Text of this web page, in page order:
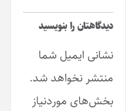
دیدگاهتان را بنویسید
نشانی ایمیل شما
منتشر نخواهد شد.
بخش‌های موردنیاز